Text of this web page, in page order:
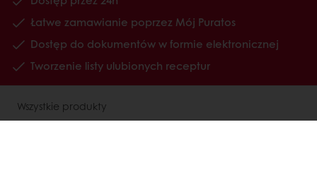
Łatwe zamawianie poprzez Mój Puratos
Dostęp do dokumentów w formie elektronicznej
Tworzenie listy ulubionych receptur
Wszystkie produkty